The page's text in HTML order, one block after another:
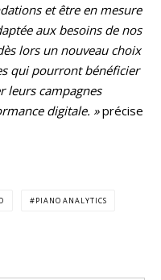
et être en mesure
aux besoins de nos
lors un nouveau choix
qui pourront bénéficier
leurs campagnes
digitale. »précise
PIANO ANALYTICS